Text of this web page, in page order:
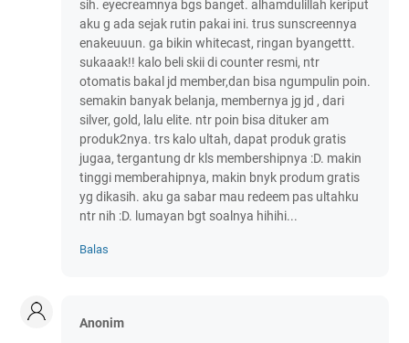
sih. eyecreamnya bgs banget. alhamdulillah keriput
aku g ada sejak rutin pakai ini. trus sunscreennya
enakeuuun. ga bikin whitecast, ringan byangettt.
sukaaak!! kalo beli skii di counter resmi, ntr
otomatis bakal jd member,dan bisa ngumpulin poin.
semakin banyak belanja, membernya jg jd , dari
silver, gold, lalu elite. ntr poin bisa dituker am
produk2nya. trs kalo ultah, dapat produk gratis
jugaa, tergantung dr kls membershipnya :D. makin
tinggi memberahipnya, makin bnyk produm gratis
yg dikasih. aku ga sabar mau redeem pas ultahku
ntr nih :D. lumayan bgt soalnya hihihi...
Balas
Anonim